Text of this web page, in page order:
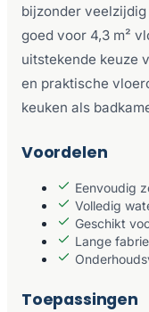
bijzonder veelzijdig
goed voor 4,3 m²
uitstekende keuze
en praktische
keuken als
Voordelen
Eenvoudig
Volledig
Geschikt
Lange
Toepassingen